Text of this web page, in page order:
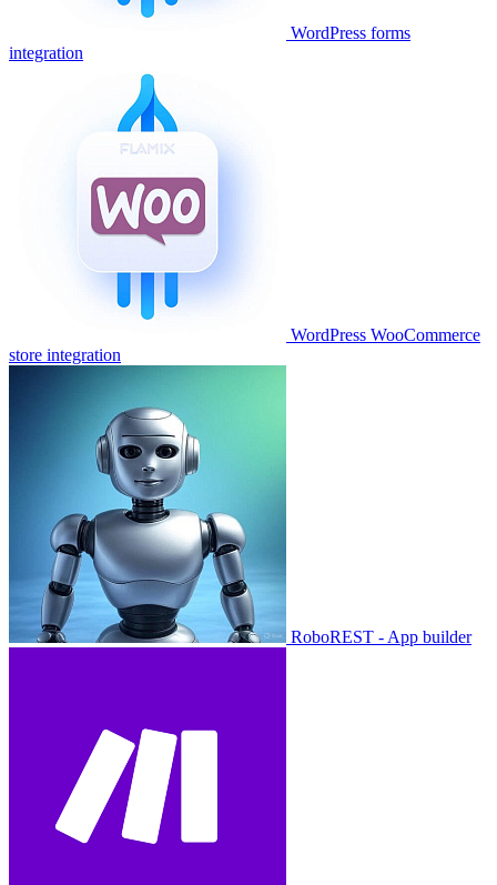
WordPress forms
integration
WordPress WooCommerce
store integration
RoboREST - App builder